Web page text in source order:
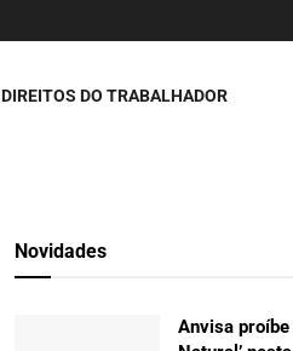
DIREITOS DO TRABALHADOR
Novidades
Anvisa proíbe